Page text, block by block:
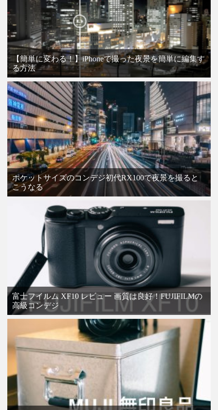
【簡単に変わる！】iPhoneで撮った夜景を簡単に編集す
る方法
ポケットサイズのコンデジ初代RX100で夜景を撮ると
こうなる
富士フイルム XF10 レビュー 画質は良好！FUJIFILMの
高級コンデジ